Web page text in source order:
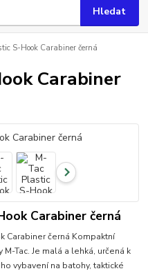
Hledat
S-Hook Carabiner černá
Carabiner
Carabiner černá
Carabiner černá Kompaktní
Tac. Je malá a lehká, určená k
vybavení na batohy, taktické